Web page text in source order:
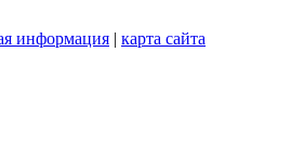
информация | карта сайта